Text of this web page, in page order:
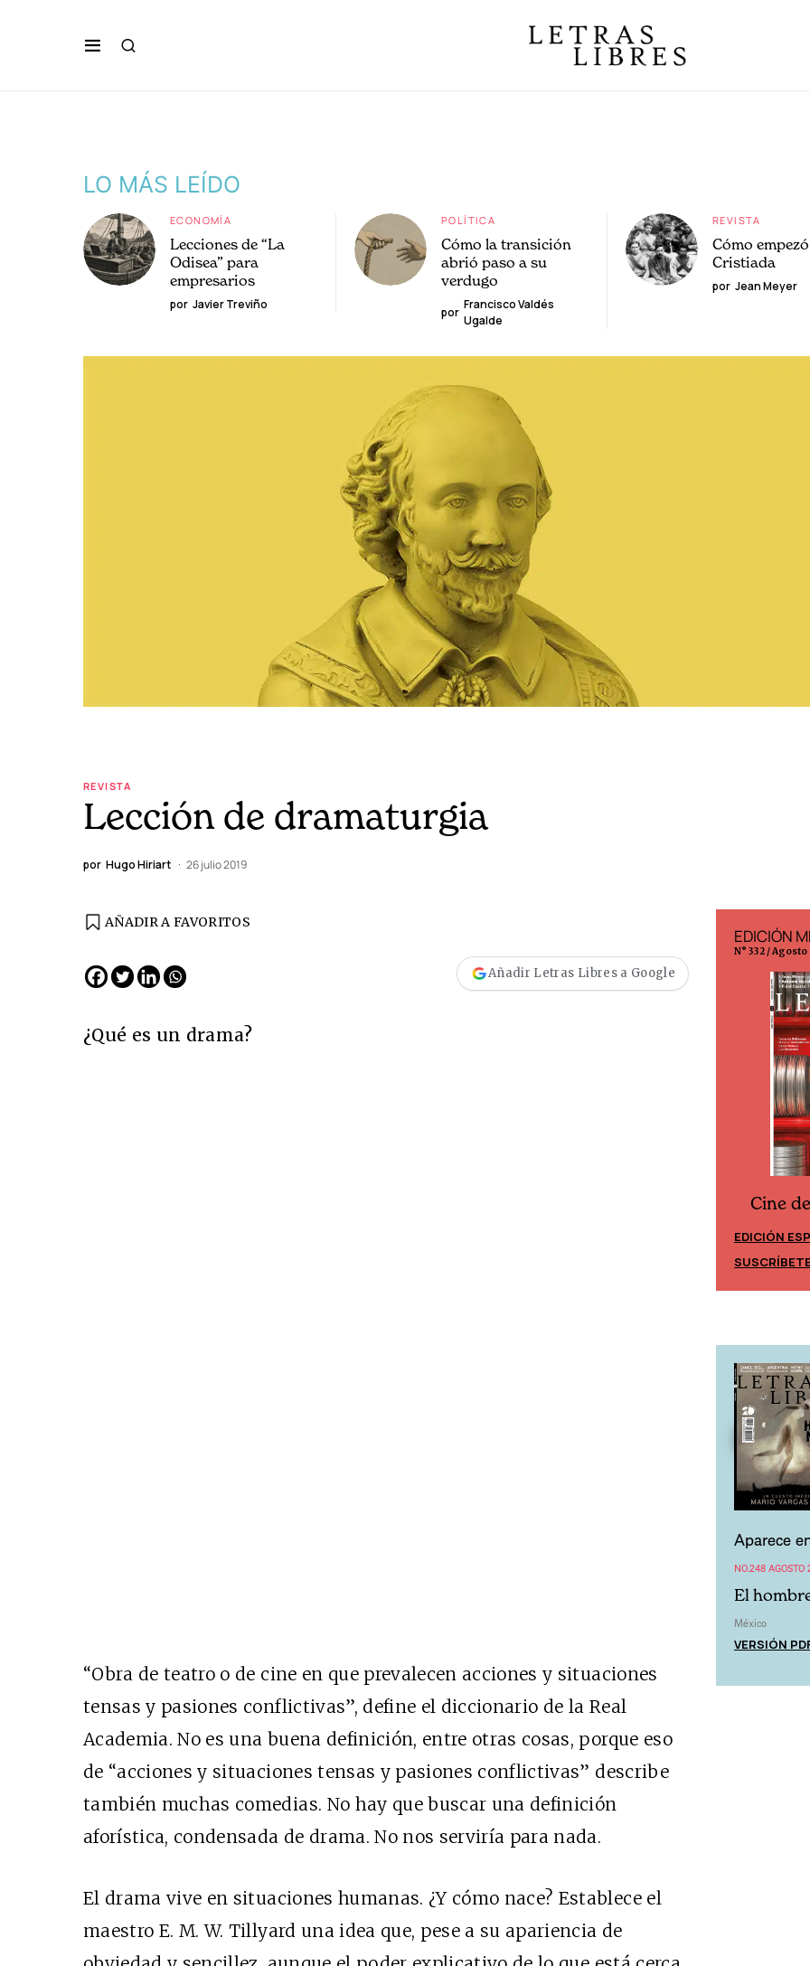
LO MÁS LEÍDO
ECONOMÍA
Lecciones de “La
Odisea” para
empresarios
por Javier Treviño
POLÍTICA
Cómo la transición
abrió paso a su
verdugo
por
Francisco Valdés
Ugalde
REVISTA
Cómo
Cristiada
por Jean Meyer
REVISTA
Lección de dramaturgia
por Hugo Hiriart 26 julio 2019
AÑADIR A FAVORITOS
Añadir Letras Libres a Google
¿Qué es un drama?
“Obra de teatro o de cine en que prevalecen acciones y situaciones
tensas y pasiones conflictivas”, define el diccionario de la Real
Academia. No es una buena definición, entre otras cosas, porque eso
de “acciones y situaciones tensas y pasiones conflictivas” describe
también muchas comedias. No hay que buscar una definición
aforística, condensada de drama. No nos serviría para nada.
El drama vive en situaciones humanas. ¿Y cómo nace? Establece el
maestro E. M. W. Tillyard una idea que, pese a su apariencia de
EDICIÓN
N° 332 / Agosto
Cine
EDICIÓN
Aparece
NO.248 AGOSTO
El
México
VERSIÓN